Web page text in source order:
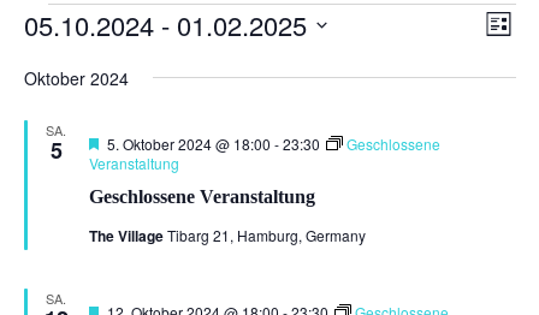
Veranstaltungen Liste
05.10.2024 - 01.02.2025
wählen.
Oktober 2024
SA.
5
Geschlossene Veranstaltung
Hervorgehoben
5. Oktober 2024 @ 18:00 -23:30
Geschlossene
Veranstaltung
The VillageTibarg 21, Hamburg, Germany
SA.